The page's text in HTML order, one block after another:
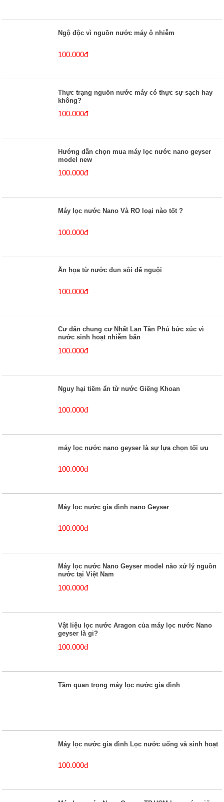
Ngộ độc vì nguồn nước máy ô nhiễm
100.000đ
Thực trạng nguồn nước máy có thực sự sạch hay
không?
100.000đ
Hướng dẫn chọn mua máy lọc nước nano geyser
model new
100.000đ
Máy lọc nước Nano Và RO loại nào tốt ?
100.000đ
Ẩn họa từ nước đun sôi để nguội
100.000đ
Cư dân chung cư Nhất Lan Tân Phú bức xúc vì
nước sinh hoạt nhiễm bẩn
100.000đ
Nguy hại tiềm ẩn từ nước Giếng Khoan
100.000đ
máy lọc nước nano geyser là sự lựa chọn tối ưu
100.000đ
Máy lọc nước gia đình nano Geyser
100.000đ
Máy lọc nước Nano Geyser model nào xử lý nguồn
nước tại Việt Nam
100.000đ
Vật liệu lọc nước Aragon của máy lọc nước Nano
geyser là gi?
100.000đ
Tầm quan trọng máy lọc nước gia đình
Máy lọc nước gia đình Lọc nước uống và sinh hoạt
100.000đ